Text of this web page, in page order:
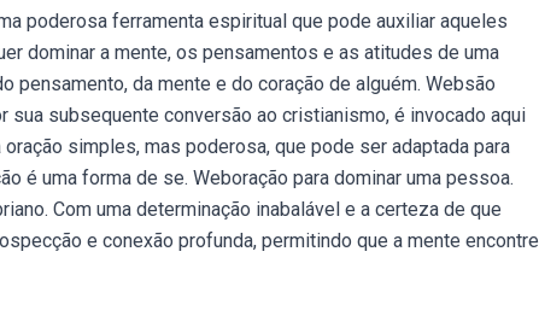
poderosa ferramenta espiritual que pode auxiliar aqueles
dominar a mente, os pensamentos e as atitudes de uma
pensamento, da mente e do coração de alguém. Websão
subsequente conversão ao cristianismo, é invocado aqui
simples, mas poderosa, que pode ser adaptada para
é uma forma de se. Weboração para dominar uma pessoa.
Com uma determinação inabalável e a certeza de que
e conexão profunda, permitindo que a mente encontre